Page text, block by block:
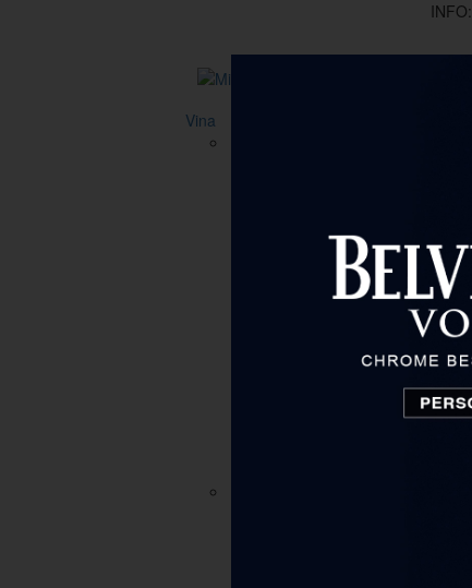
INFO:
Vina
Bijelo vino
Desertno vino
Fortificirano vino